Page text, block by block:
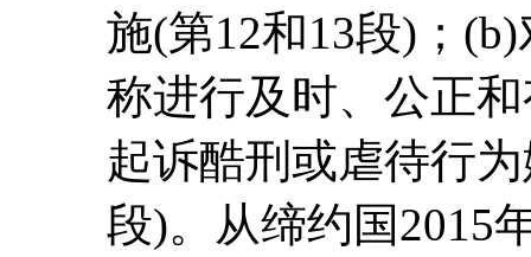
施(第12和13段)；
称进行及时、公正
起诉酷刑或虐待行
段)。从缔约国2015